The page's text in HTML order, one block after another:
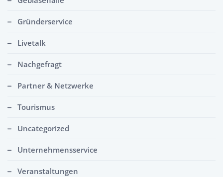
Gründerservice
Livetalk
Nachgefragt
Partner & Netzwerke
Tourismus
Uncategorized
Unternehmensservice
Veranstaltungen